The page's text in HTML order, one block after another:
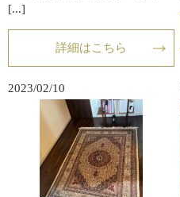
[...]
詳細はこちら
2023/02/10